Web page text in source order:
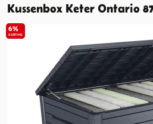
6%
KORTING
Kussenbox Keter Ontario